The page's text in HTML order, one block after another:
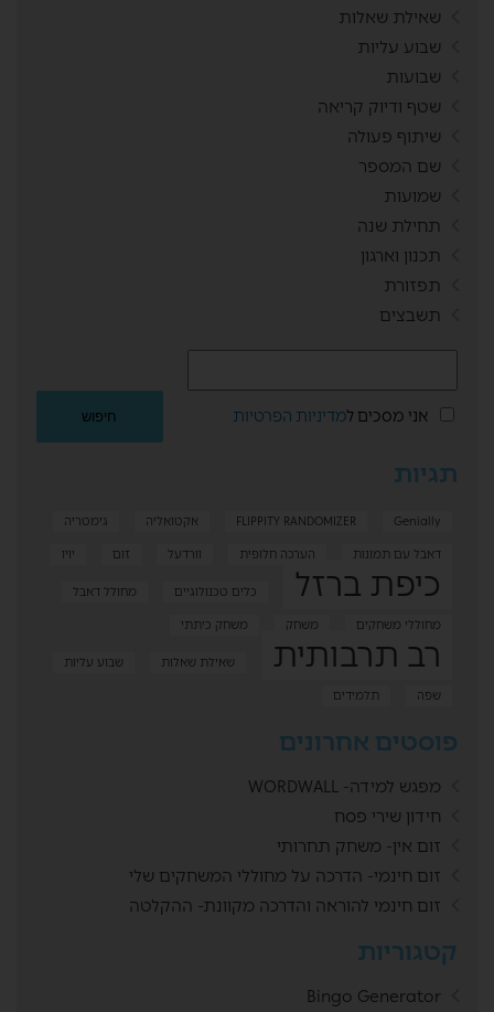
שאילת שאלות
שבוע עליות
שבועות
שטף ודיוק קריאה
שיתוף פעולה
שם המספר
שמועות
תחילת שנה
תכנון וארגון
תפזורת
תשבצים
אני מסכים למדיניות הפרטיות
תגיות
FLIPPITY RANDOMIZER Genially אקטואליה
גימטריה
דאבל עם תמונות
הערכה חלופית וורדעל זום יויו
כיפת ברזל כלים טכנולוגיים
מחולל דאבל
מחוללי משחקים
משחק משחק כיתתי
רב תרבותית שאילת שאלות
שבוע עליות
שפה
תלמידים
פוסטים אחרונים
מפגש למידה- WORDWALL
חידון שירי פסח
זום אין- משחק תחרותי
זום חינמי- הדרכה על מחוללי המשחקים שלי
זום חינמי להוראה והדרכה מקוונת- ההקלטה
קטגוריות
Bingo Generator